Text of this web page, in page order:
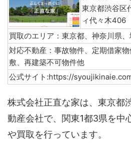
東京都渋谷区
ィ代々木406
買取のエリア：東京都、神奈川県
対応不動産：事故物件、定期借家
敷、再建築不可物件他
公式サイト:https://
株式会社正直な家は、東京都
動産会社で、関東1都3県を中
や買取を行っています。